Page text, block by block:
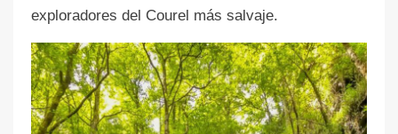
exploradores del Courel más salvaje.